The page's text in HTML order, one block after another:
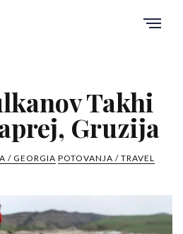
Takhi
Gruzija
/ GEORGIA POTOVANJA / TRAVEL